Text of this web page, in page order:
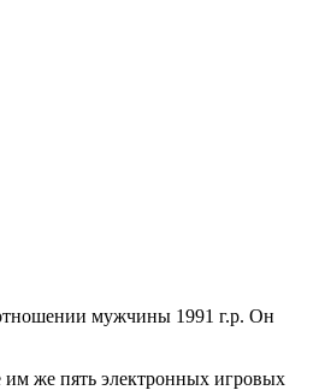
мужчины 1991 г.р. Он
им же пять электронных игровых